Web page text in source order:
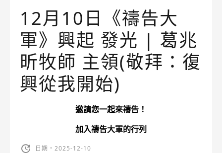
12月10日《禱告大
軍》興起 發光 | 葛兆
昕牧師 主領(敬拜：復
興從我開始)
邀請您一起來禱告！
加入禱告大軍的行列
日期・2025-12-10